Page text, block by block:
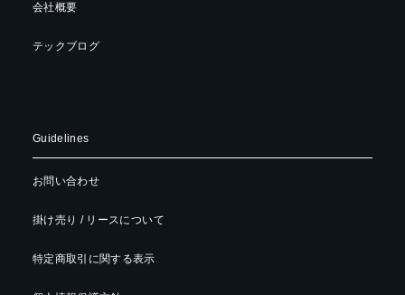
会社概要
テックブログ
Guidelines
お問い合わせ
掛け売り / リースについて
特定商取引に関する表示